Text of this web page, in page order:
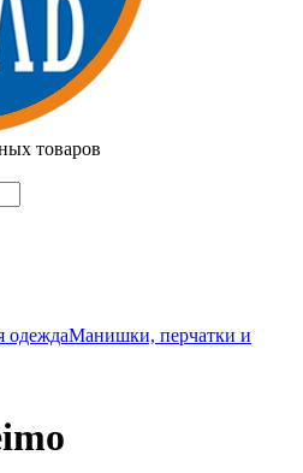
товаров
одеждаМанишки, перчатки и